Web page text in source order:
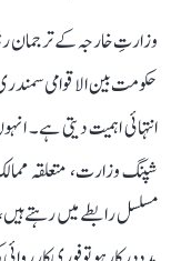
وزارتِ خارجہ کے ترجمان
حکومت بین الاقوامی
انتہائی اہمیت دیتی ہے۔
شپنگ وزارت، متعلقہ
مسلسل رابطے میں رہتے ہیں،